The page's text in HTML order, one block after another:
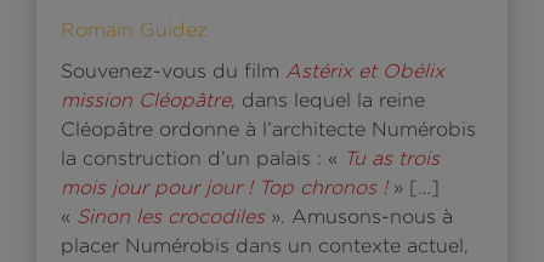
Romain Guidez
Souvenez-vous du film Astérix et Obélix
mission Cléopâtre, dans lequel la reine
Cléopâtre ordonne à l’architecte Numérobis
la construction d’un palais : « Tu as trois
mois jour pour jour ! Top chronos !» […]
« Sinon les crocodiles». Amusons-nous à
placer Numérobis dans un contexte actuel,